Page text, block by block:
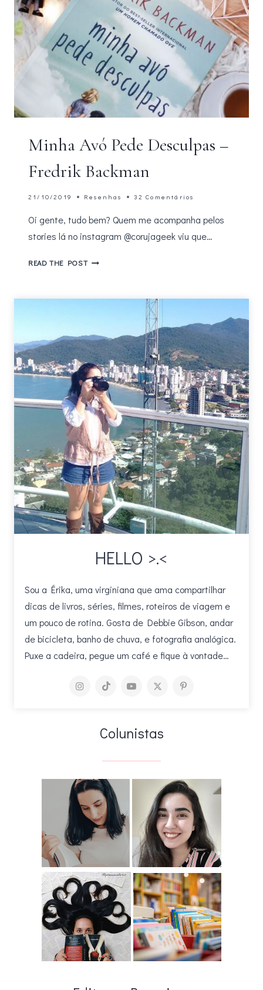
Minha Avó Pede Desculpas –
Fredrik Backman
21/10/2019 Resenhas 32 Comentários
Oi gente, tudo bem? Quem me acompanha pelos
stories lá no instagram @corujageek viu que…
READ THE POSTMINHA
DESCULPAS
BACKMAN
HELLO >.<
Sou a Érika, uma virginiana que ama compartilhar
dicas de livros, séries, filmes, roteiros de viagem e
um pouco de rotina. Gosta de Debbie Gibson, andar
de bicicleta, banho de chuva, e fotografia analógica.
Puxe a cadeira, pegue um café e fique à vontade…
Colunistas